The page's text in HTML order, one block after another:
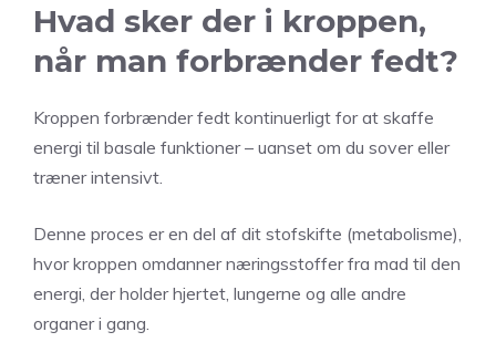
Hvad sker der i kroppen,
når man forbrænder fedt?
Kroppen forbrænder fedt kontinuerligt for at skaffe
energi til basale funktioner – uanset om du sover eller
træner intensivt.
Denne proces er en del af dit stofskifte (metabolisme),
hvor kroppen omdanner næringsstoffer fra mad til den
energi, der holder hjertet, lungerne og alle andre
organer i gang.